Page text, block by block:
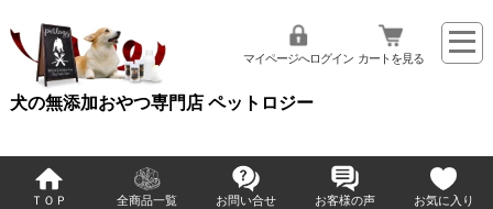
犬の無添加おやつ専門店 ペットロジー
マイページへログイン カートを見る
ＴＯＰ 全商品一覧 お問い合せ お客様の声 お気に入り